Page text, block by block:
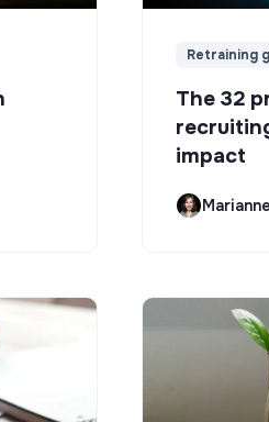
Retraining
The 32
impact